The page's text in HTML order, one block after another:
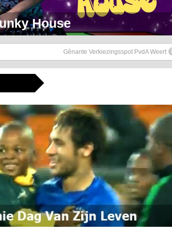
Soul Setje
Gênante Verkiezingsspot PvdA Weert